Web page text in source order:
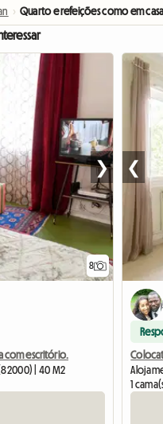
› Quarto e refeições como em casa
8
❯
com escritório.
| 40 M2
❮
1